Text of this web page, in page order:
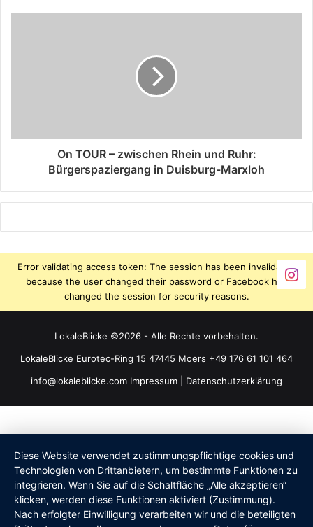
On TOUR – zwischen Rhein und Ruhr:
Bürgerspaziergang in Duisburg-Marxloh
Error validating access token: The session has been invalidated
because the user changed their password or Facebook has
changed the session for security reasons.
LokaleBlicke ©2026 - Alle Rechte vorbehalten.
LokaleBlicke Eurotec-Ring 15 47445 Moers +49 176 61 101 464
info@lokaleblicke.com Impressum Datenschutzerklärung
Diese Website verwendet zustimmungspflichtige cookies und
Technologien von Drittanbietern, um bestimmte Funktionen zu
integrieren. Wenn Sie auf die Schaltfläche „Alle akzeptieren“
klicken, werden diese Funktionen aktiviert (Zustimmung).
Nach erfolgter Einwilligung verarbeiten wir und die beteiligten